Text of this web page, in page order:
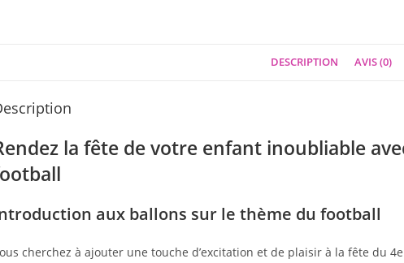
DESCRIPTION AVIS (0)
la fête de votre enfant inoubliable
aux ballons sur le thème du football
cherchez à ajouter une touche d’excitation et de plaisir à la fête du